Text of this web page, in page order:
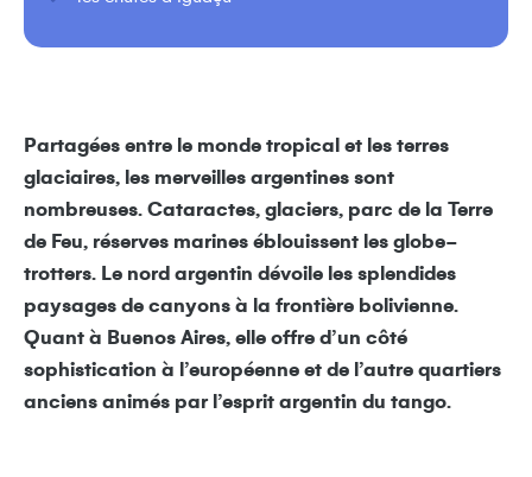
Partagées entre le monde tropical et les terres
glaciaires, les merveilles argentines sont
nombreuses. Cataractes, glaciers, parc de la Terre
de Feu, réserves marines éblouissent les globe-
trotters. Le nord argentin dévoile les splendides
paysages de canyons à la frontière bolivienne.
Quant à Buenos Aires, elle offre d’un côté
sophistication à l’européenne et de l’autre quartiers
anciens animés par l’esprit argentin du tango.